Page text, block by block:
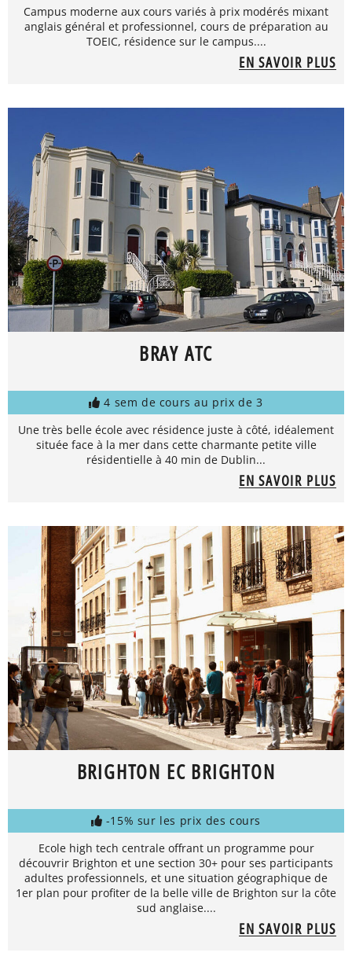
Campus moderne aux cours variés à prix modérés mixant
anglais général et professionnel, cours de préparation au
TOEIC, résidence sur le campus....
EN SAVOIR PLUS
BRAY ATC
4 sem de cours au prix de 3
Une très belle école avec résidence juste à côté, idéalement
située face à la mer dans cette charmante petite ville
résidentielle à 40 min de Dublin...
EN SAVOIR PLUS
BRIGHTON EC BRIGHTON
-15% sur les prix des cours
Ecole high tech centrale offrant un programme pour
découvrir Brighton et une section 30+ pour ses participants
adultes professionnels, et une situation géographique de
1er plan pour profiter de la belle ville de Brighton sur la côte
sud anglaise....
EN SAVOIR PLUS